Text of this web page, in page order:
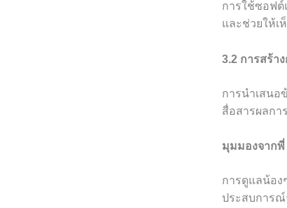
การใช้ซอฟต์
และช่วยให้เ
3.2 การสร้า
การนำเสนอ
สื่อสารผลก
มุมมองจากพี่
การดูแลน้อง
ประสบการณ์